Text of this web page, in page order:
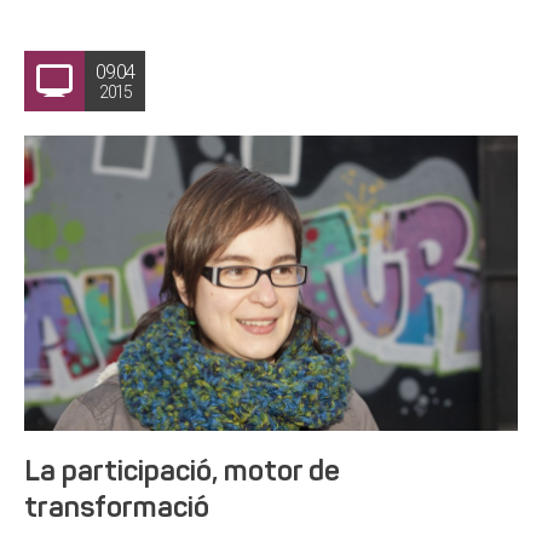
09.04
2015
La participació, motor de
transformació